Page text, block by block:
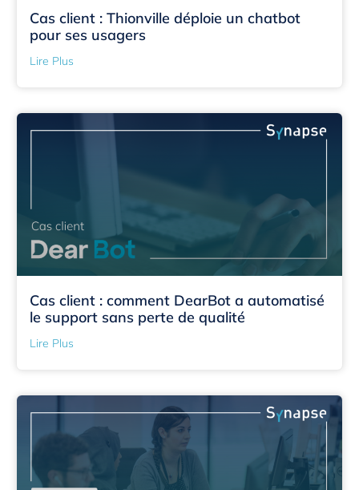
Cas client : Thionville déploie un chatbot
pour ses usagers
Lire Plus
Cas client : comment DearBot a automatisé
le support sans perte de qualité
Lire Plus